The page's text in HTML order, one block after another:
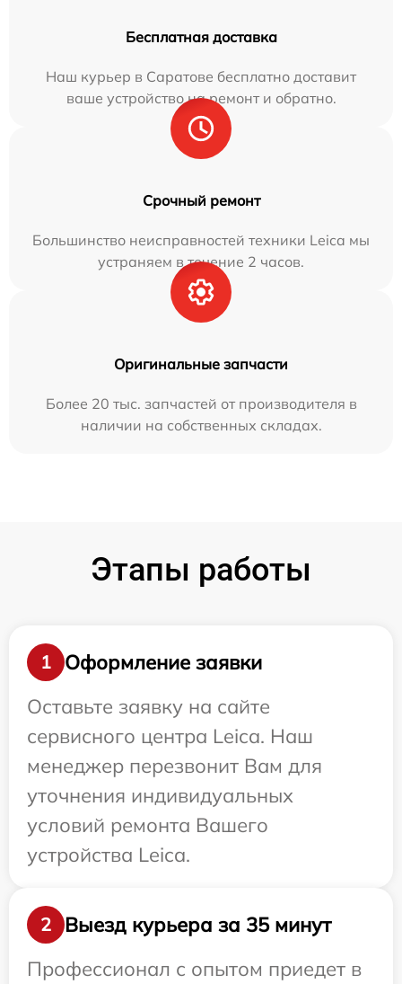
Бесплатная доставка
Наш курьер в Саратове бесплатно доставит
ваше устройство на ремонт и обратно.
Срочный ремонт
Большинство неисправностей техники Leica мы
устраняем в течение 2 часов.
Оригинальные запчасти
Более 20 тыс. запчастей от производителя в
наличии на собственных складах.
Этапы работы
1
Оформление заявки
Оставьте заявку на сайте
сервисного центра Leica. Наш
менеджер перезвонит Вам для
уточнения индивидуальных
условий ремонта Вашего
устройства Leica.
2
Выезд курьера за 35 минут
Профессионал с опытом приедет в